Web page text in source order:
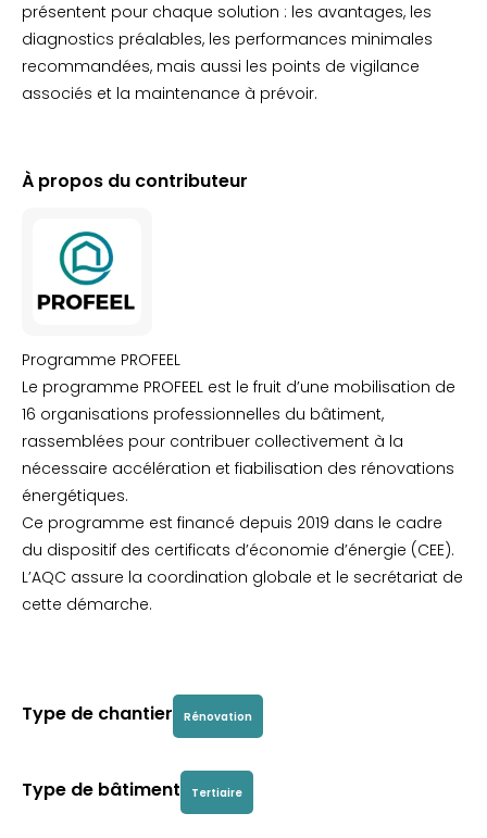
présentent pour chaque solution : les avantages, les
diagnostics préalables, les performances minimales
recommandées, mais aussi les points de vigilance
associés et la maintenance à prévoir.
À propos du contributeur
Programme PROFEEL
Le programme PROFEEL est le fruit d’une mobilisation de
16 organisations professionnelles du bâtiment,
rassemblées pour contribuer collectivement à la
nécessaire accélération et fiabilisation des rénovations
énergétiques.
Ce programme est financé depuis 2019 dans le cadre
du dispositif des certificats d’économie d’énergie (CEE).
L’AQC assure la coordination globale et le secrétariat de
cette démarche.
Type de chantier Rénovation
Type de bâtiment Tertiaire